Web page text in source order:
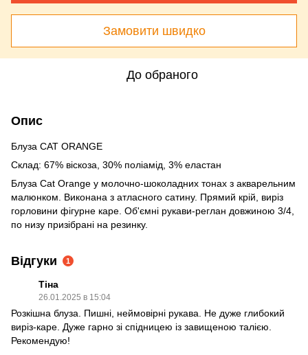
Замовити швидко
До обраного
Опис
Блуза CAT ORANGE
Склад: 67% віскоза, 30% поліамід, 3% еластан
Блуза Cat Orange у молочно-шоколадних тонах з акварельним
малюнком. Виконана з атласного сатину. Прямий крій, виріз
горловини фігурне каре. Об'ємні рукави-реглан довжиною 3/4,
по низу призібрані на резинку.
Відгуки 1
Тіна
26.01.2025 в 15:04
Розкішна блуза. Пишні, неймовірні рукава. Не дуже глибокий
виріз-каре. Дуже гарно зі спідницею із завищеною талією.
Рекомендую!